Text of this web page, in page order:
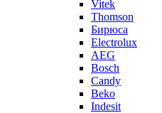
Vitek
Thomson
Бирюса
Electrolux
AEG
Bosch
Candy
Beko
Indesit